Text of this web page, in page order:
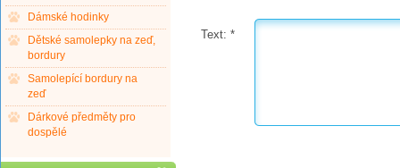
Dámské hodinky
Dětské samolepky na zeď,
bordury
Samolepící bordury na
zeď
Dárkové předměty pro
dospělé
Text: *